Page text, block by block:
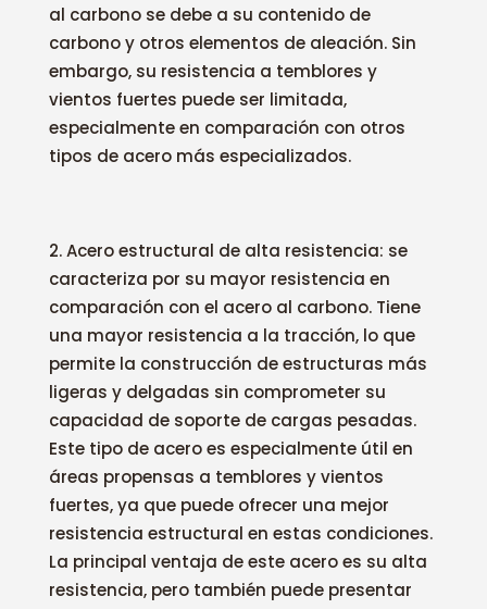
al carbono se debe a su contenido de
carbono y otros elementos de aleación. Sin
embargo, su resistencia a temblores y
vientos fuertes puede ser limitada,
especialmente en comparación con otros
tipos de acero más especializados.
Acero estructural de alta resistencia: se
caracteriza por su mayor resistencia en
comparación con el acero al carbono. Tiene
una mayor resistencia a la tracción, lo que
permite la construcción de estructuras más
ligeras y delgadas sin comprometer su
capacidad de soporte de cargas pesadas.
Este tipo de acero es especialmente útil en
áreas propensas a temblores y vientos
fuertes, ya que puede ofrecer una mejor
resistencia estructural en estas condiciones.
La principal ventaja de este acero es su alta
resistencia, pero también puede presentar